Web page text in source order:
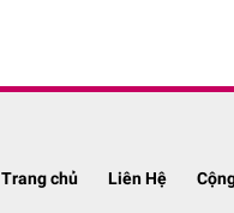
Trang chủ Liên Hệ